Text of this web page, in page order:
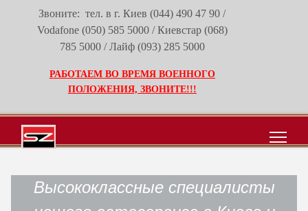
Звоните: тел. в г. Киев(044) 490 47 90 /
Vodafone (050) 585 5000/ Киевстар (068)
785 5000/ Лайф (093) 285 5000
РАБОТАЕМ ВО ВРЕМЯ ВОЕННОГО
ПОЛОЖЕНИЯ, ЗВОНИТЕ!!!
Высококлассные специалисты